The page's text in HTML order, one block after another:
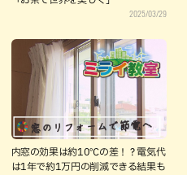
2025/03/29
内窓の効果は約10℃の差！？電気代
は1年で約1万円の削減できる結果も